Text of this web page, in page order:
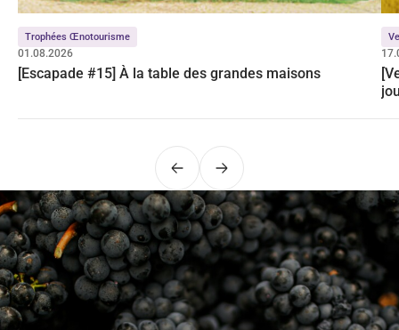
Trophées Œnotourisme
01.08.2026
[Escapade #15] À la table des grandes maisons
PrécédentSuivant